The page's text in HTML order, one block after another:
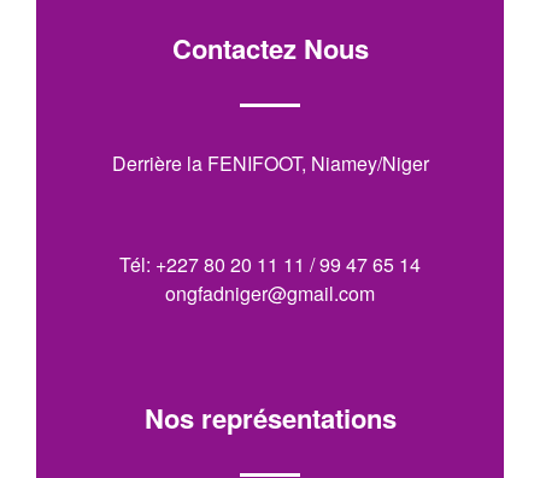
Contactez Nous
Derrière la FENIFOOT, Niamey/Niger
Tél: +227 80 20 11 11 / 99 47 65 14
ongfadniger@gmail.com
Nos représentations